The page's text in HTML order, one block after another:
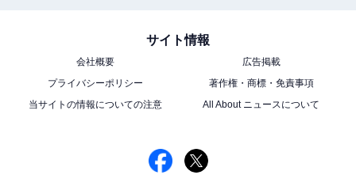
サイト情報
会社概要
広告掲載
プライバシーポリシー
著作権・商標・免責事項
当サイトの情報についての注意
All About ニュースについて